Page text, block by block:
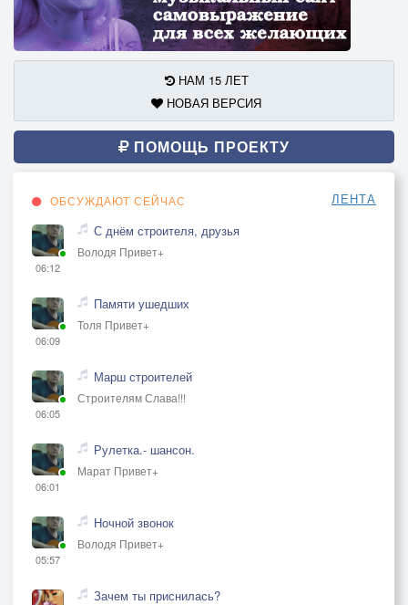
НАМ 15 ЛЕТ
НОВАЯ ВЕРСИЯ
ПОМОЩЬ ПРОЕКТУ
ОБСУЖДАЮТ СЕЙЧАС ЛЕНТА
06:12
С днём строителя, друзья
Володя Привет+
06:09
Памяти ушедших
Толя Привет+
06:05
Марш строителей
Строителям Слава!!!
06:01
Рулетка.- шансон.
Марат Привет+
05:57
Ночной звонок
Володя Привет+
Зачем ты приснилась?